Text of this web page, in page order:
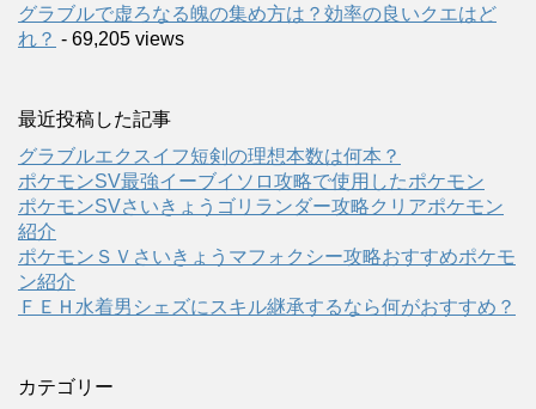
グラブルで虚ろなる魄の集め方は？効率の良いクエはど
れ？ - 69,205 views
最近投稿した記事
グラブルエクスイフ短剣の理想本数は何本？
ポケモンSV最強イーブイソロ攻略で使用したポケモン
ポケモンSVさいきょうゴリランダー攻略クリアポケモン
紹介
ポケモンＳＶさいきょうマフォクシー攻略おすすめポケモ
ン紹介
ＦＥＨ水着男シェズにスキル継承するなら何がおすすめ？
カテゴリー